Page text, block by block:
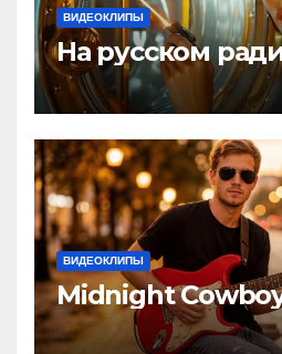
ВИДЕОКЛИПЫ
На русском
ВИДЕОКЛИПЫ
Midnight